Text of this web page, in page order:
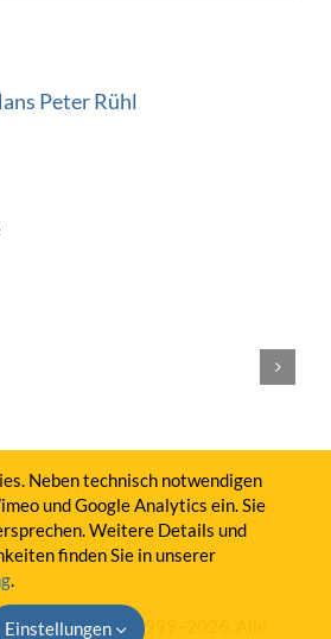
Peter Rühl
Erträge
Die BWA
015:
| Copyright 1999–2026. Alle
Neben technisch notwendigen
und Google Analytics ein. Sie
Weitere Details und
finden Sie in unserer
.
Einstellungen